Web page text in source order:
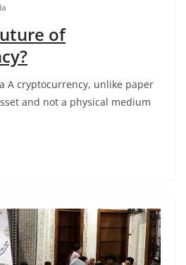
of
A cryptocurrency, unlike paper
and not a physical medium